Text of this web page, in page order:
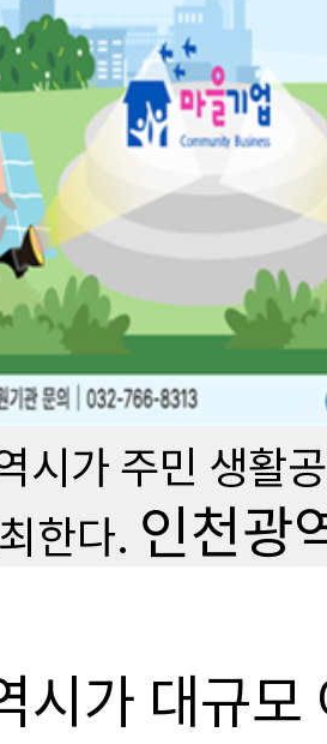
가 주민 생활
한다. 인천광
시가 대규